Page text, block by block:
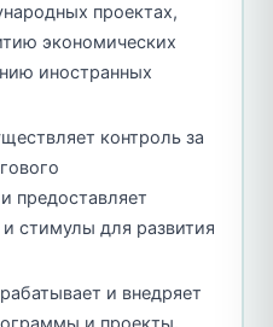
проектах,
экономических
иностранных
контроль за
предоставляет
стимулы для развития
и внедряет